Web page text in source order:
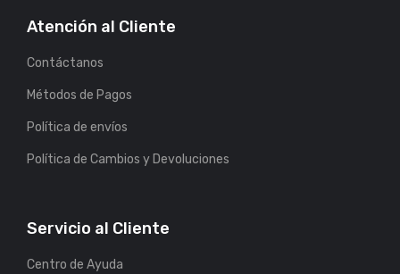
Atención al Cliente
Contáctanos
Métodos de Pagos
Política de envíos
Política de Cambios y Devoluciones
Servicio al Cliente
Centro de Ayuda